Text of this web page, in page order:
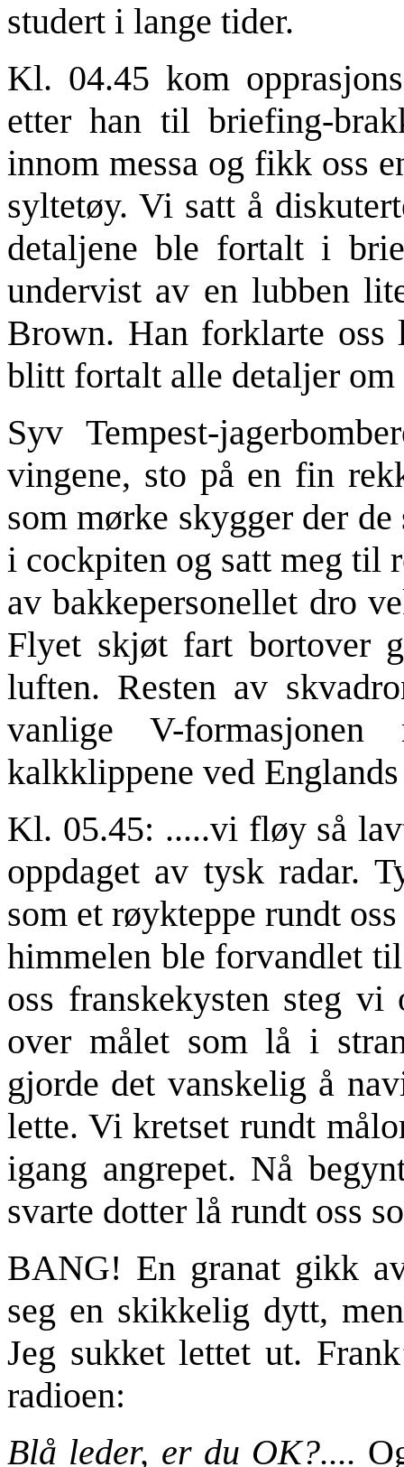
studert i lange tider.
Kl. 04.45 kom
etter han til briefing-
innom messa og fikk oss
syltetøy. Vi satt å
detaljene ble fortalt i
undervist av en lubben
Brown. Han forklarte
blitt fortalt alle detaljer om
Syv Tempest-
vingene, sto på en fin
som mørke skygger der
i cockpiten og satt meg til
av bakkepersonellet dro
Flyet skjøt fart bortover
luften. Resten av
vanlige V-
kalkklippene ved
Kl. 05.45: .....vi fløy så
oppdaget av tysk radar.
som et røykteppe rundt
himmelen ble forvandlet
oss franskekysten steg
over målet som lå i
gjorde det vanskelig å
lette. Vi kretset rundt
igang angrepet. Nå
svarte dotter lå rundt oss
BANG! En granat gikk
seg en skikkelig dytt,
Jeg sukket lettet ut.
radioen:
Blå leder, er du OK?....